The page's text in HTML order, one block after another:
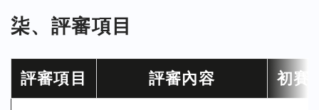
柒、評審項目
評審項目 評審內容 初賽